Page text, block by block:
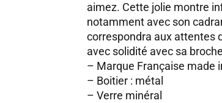
aimez. Cette jolie montre
notamment avec son
correspondra aux attentes
avec solidité avec sa
– Marque Française made
– Boitier : métal
– Verre minéral